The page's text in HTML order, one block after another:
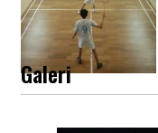
Galeri